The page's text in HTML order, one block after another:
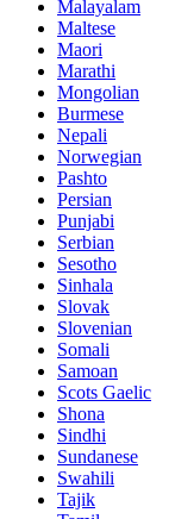
Malayalam
Maltese
Maori
Marathi
Mongolian
Burmese
Nepali
Norwegian
Pashto
Persian
Punjabi
Serbian
Sesotho
Sinhala
Slovak
Slovenian
Somali
Samoan
Scots Gaelic
Shona
Sindhi
Sundanese
Swahili
Tajik